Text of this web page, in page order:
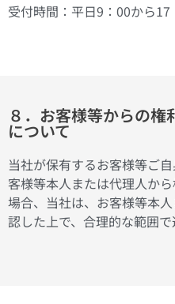
受付時間：平日9：00から
８．お客様等からの
について
当社が保有するお客様等ご
客様等本人または代理人か
場合、当社は、お客様等本
認した上で、合理的な範囲で